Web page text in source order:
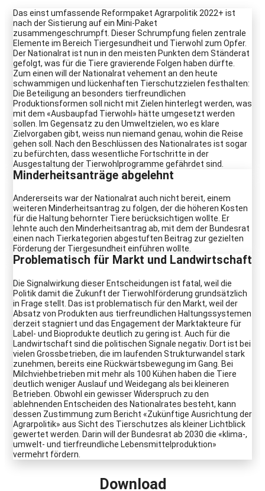
Das einst umfassende Reformpaket Agrarpolitik 2022+ ist
nach der Sistierung auf ein Mini-Paket
zusammengeschrumpft. Dieser Schrumpfung fielen zentrale
Elemente im Bereich Tiergesundheit und Tierwohl zum Opfer.
Der Nationalrat ist nun in den meisten Punkten dem Ständerat
gefolgt, was für die Tiere gravierende Folgen haben dürfte.
Zum einen will der Nationalrat vehement an den heute
schwammigen und lückenhaften Tierschutzzielen festhalten:
Die Beteiligung an besonders tierfreundlichen
Produktionsformen soll nicht mit Zielen hinterlegt werden, was
mit dem «Ausbaupfad Tierwohl» hätte umgesetzt werden
sollen. Im Gegensatz zu den Umweltzielen, wo es klare
Zielvorgaben gibt, weiss nun niemand genau, wohin die Reise
gehen soll. Nach den Beschlüssen des Nationalrates ist sogar
zu befürchten, dass wesentliche Fortschritte in der
Ausgestaltung der Tierwohlprogramme gefährdet sind.
Minderheitsanträge abgelehnt
Andererseits war der Nationalrat auch nicht bereit, einem
weiteren Minderheitsantrag zu folgen, der die höheren Kosten
für die Haltung behornter Tiere berücksichtigen wollte. Er
lehnte auch den Minderheitsantrag ab, mit dem der Bundesrat
einen nach Tierkategorien abgestuften Beitrag zur gezielten
Förderung der Tiergesundheit einführen wollte.
Problematisch für Markt und Landwirtschaft
Die Signalwirkung dieser Entscheidungen ist fatal, weil die
Politik damit die Zukunft der Tierwohlförderung grundsätzlich
in Frage stellt. Das ist problematisch für den Markt, weil der
Absatz von Produkten aus tierfreundlichen Haltungssystemen
derzeit stagniert und das Engagement der Marktakteure für
Label- und Bioprodukte deutlich zu gering ist. Auch für die
Landwirtschaft sind die politischen Signale negativ. Dort ist bei
vielen Grossbetrieben, die im laufenden Strukturwandel stark
zunehmen, bereits eine Rückwärtsbewegung im Gang. Bei
Milchviehbetrieben mit mehr als 100 Kühen haben die Tiere
deutlich weniger Auslauf und Weidegang als bei kleineren
Betrieben. Obwohl ein gewisser Widerspruch zu den
ablehnenden Entscheiden des Nationalrates besteht, kann
dessen Zustimmung zum Bericht «Zukünftige Ausrichtung der
Agrarpolitik» aus Sicht des Tierschutzes als kleiner Lichtblick
gewertet werden. Darin will der Bundesrat ab 2030 die «klima-,
umwelt- und tierfreundliche Lebensmittelproduktion»
vermehrt fördern.
Download